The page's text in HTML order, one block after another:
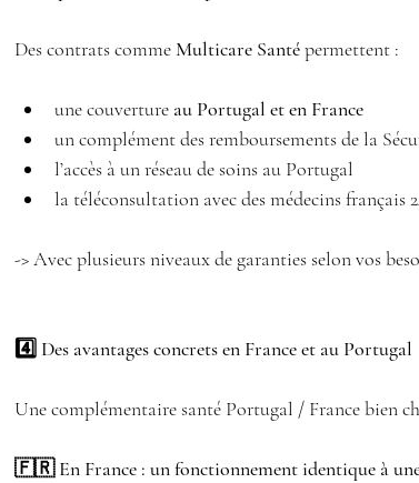
Des contrats comme Multicare Santé permettent :
une couverture au Portugal et en France
un complément des remboursements de la
l’accès à un réseau de soins au Portugal
la téléconsultation avec des médecins français
-> Avec plusieurs niveaux de garanties selon vos
4️⃣ Des avantages concrets en France et au Portugal
Une complémentaire santé Portugal / France bien
🇫🇷 En France : un fonctionnement identique à